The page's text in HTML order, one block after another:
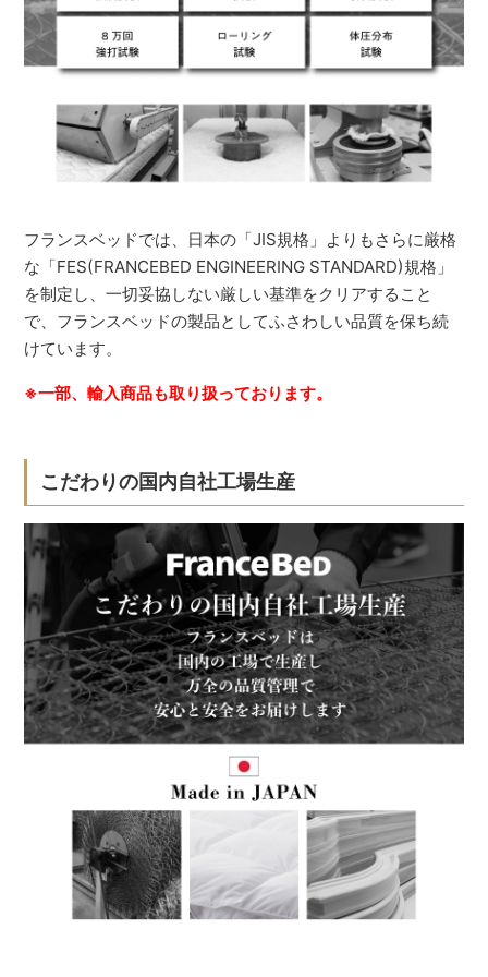
フランスベッドでは、日本の「JIS規格」よりもさらに厳格
な「FES(FRANCEBED ENGINEERING STANDARD)規格」
を制定し、一切妥協しない厳しい基準をクリアすること
で、フランスベッドの製品としてふさわしい品質を保ち続
けています。
※一部、輸入商品も取り扱っております。
こだわりの国内自社工場生産